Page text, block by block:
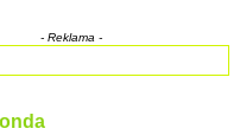
- Reklama -